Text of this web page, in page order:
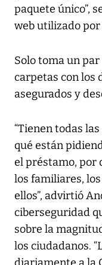
paquete único”,
web utilizado por
Solo toma un
carpetas con los
asegurados y
“Tienen todas
qué están
el préstamo, por
los familiares,
ellos”, advirtió
ciberseguridad
sobre la
los ciudadanos.